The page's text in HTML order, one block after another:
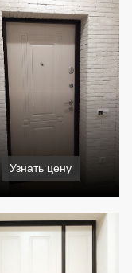
Узнать цену